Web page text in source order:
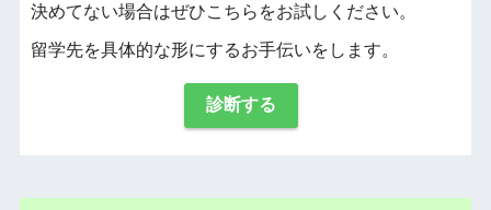
決めてない場合はぜひこちらをお試しください。
留学先を具体的な形にするお手伝いをします。
診断する